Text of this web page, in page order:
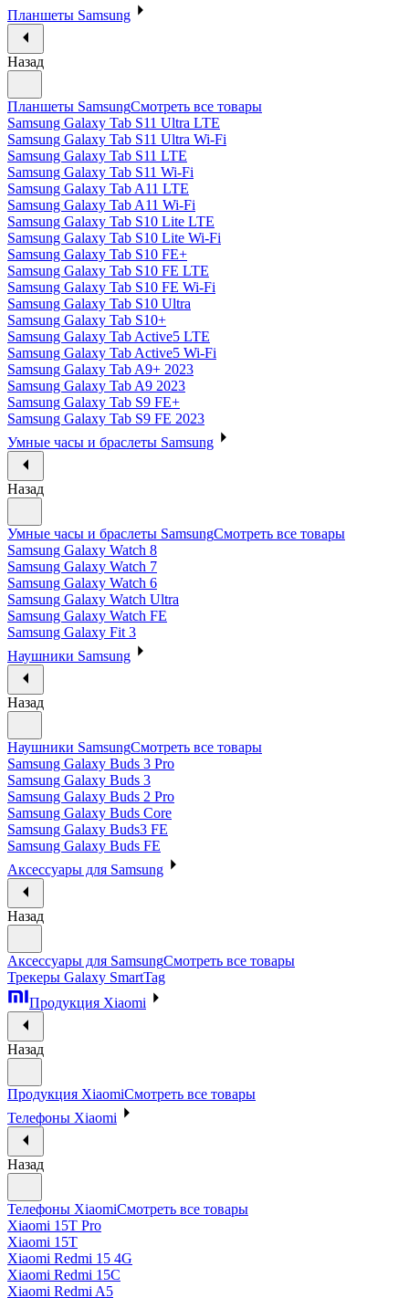
Планшеты Samsung
Назад
Планшеты SamsungСмотреть все товары
Samsung Galaxy Tab S11 Ultra LTE
Samsung Galaxy Tab S11 Ultra Wi-Fi
Samsung Galaxy Tab S11 LTE
Samsung Galaxy Tab S11 Wi-Fi
Samsung Galaxy Tab A11 LTE
Samsung Galaxy Tab A11 Wi-Fi
Samsung Galaxy Tab S10 Lite LTE
Samsung Galaxy Tab S10 Lite Wi-Fi
Samsung Galaxy Tab S10 FE+
Samsung Galaxy Tab S10 FE LTE
Samsung Galaxy Tab S10 FE Wi-Fi
Samsung Galaxy Tab S10 Ultra
Samsung Galaxy Tab S10+
Samsung Galaxy Tab Active5 LTE
Samsung Galaxy Tab Active5 Wi-Fi
Samsung Galaxy Tab A9+ 2023
Samsung Galaxy Tab A9 2023
Samsung Galaxy Tab S9 FE+
Samsung Galaxy Tab S9 FE 2023
Умные часы и браслеты Samsung
Назад
Умные часы и браслеты SamsungСмотреть все товары
Samsung Galaxy Watch 8
Samsung Galaxy Watch 7
Samsung Galaxy Watch 6
Samsung Galaxy Watch Ultra
Samsung Galaxy Watch FE
Samsung Galaxy Fit 3
Наушники Samsung
Назад
Наушники SamsungСмотреть все товары
Samsung Galaxy Buds 3 Pro
Samsung Galaxy Buds 3
Samsung Galaxy Buds 2 Pro
Samsung Galaxy Buds Core
Samsung Galaxy Buds3 FE
Samsung Galaxy Buds FE
Аксессуары для Samsung
Назад
Аксессуары для SamsungСмотреть все товары
Трекеры Galaxy SmartTag
Продукция Xiaomi
Назад
Продукция XiaomiСмотреть все товары
Телефоны Xiaomi
Назад
Телефоны XiaomiСмотреть все товары
Xiaomi 15T Pro
Xiaomi 15T
Xiaomi Redmi 15 4G
Xiaomi Redmi 15C
Xiaomi Redmi A5